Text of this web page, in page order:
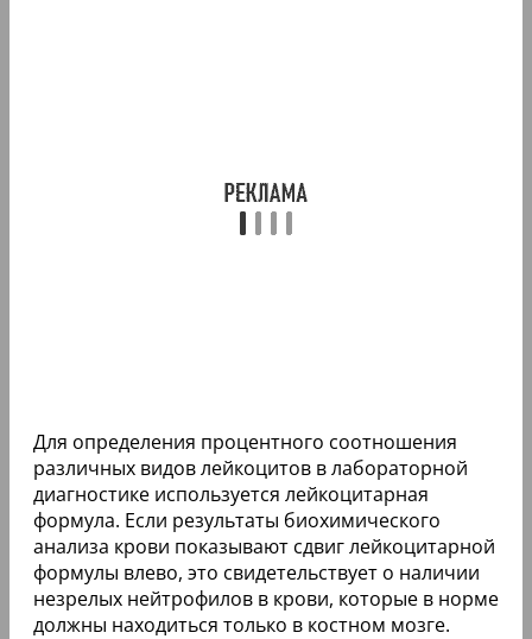
Для определения процентного соотношения
различных видов лейкоцитов в лабораторной
диагностике используется лейкоцитарная
формула. Если результаты биохимического
анализа крови показывают сдвиг лейкоцитарной
формулы влево, это свидетельствует о наличии
незрелых нейтрофилов в крови, которые в норме
должны находиться только в костном мозге.